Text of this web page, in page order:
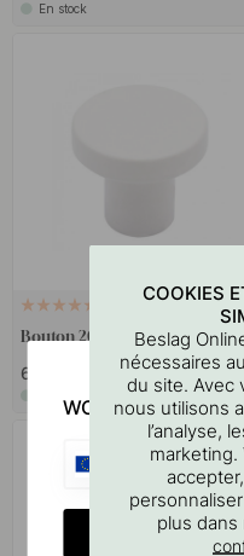
En stock
+
Bouton 2078 - Blanc Mat
6.50 €
COOKIES
Beslag
nécessaires
du site. Avec
nous utilisons
l’analyse,
plus dans
WOULD YOU